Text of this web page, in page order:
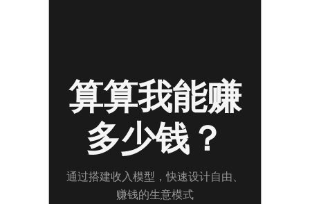
算算我能赚
多少钱？
通过搭建收入模型，快速设计自由、
赚钱的生意模式